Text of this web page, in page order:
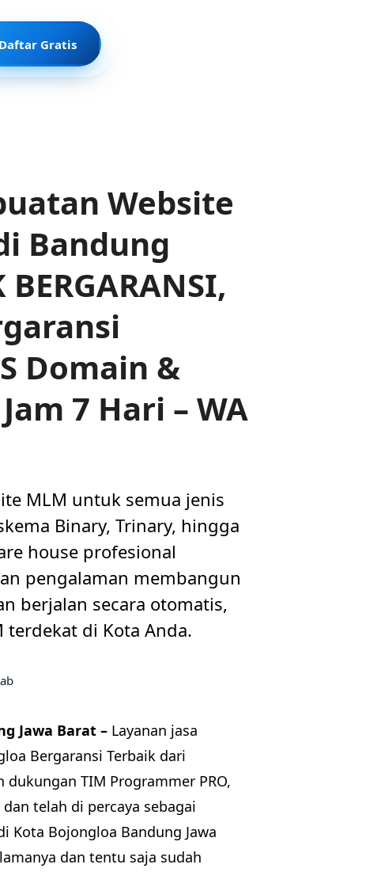
Daftar Gratis
Website
Bandung
Domain &
7 Hari – WA
MLM untuk semua jenis
Binary, Trinary, hingga
house profesional
pengalaman membangun
berjalan secara otomatis,
terdekat di Kota Anda.
Jawa Barat – Layanan jasa
Bergaransi Terbaik dari
TIM Programmer PRO,
telah di percaya sebagai
Kota Bojongloa Bandung Jawa
dan tentu saja sudah